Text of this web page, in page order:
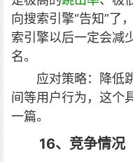
向搜索引擎“告知”了
索引擎以后一定会减
名。
应对策略：降低
间等用户行为，这个
一篇。
16、竞争情况